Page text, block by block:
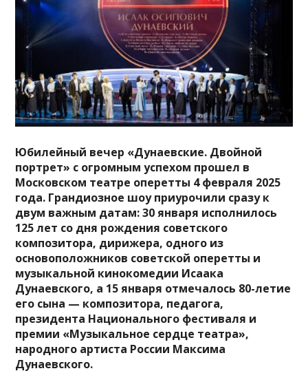
Юбилейный вечер «Дунаевские. Двойной
портрет» с огромным успехом прошел в
Московском театре оперетты 4 февраля 2025
года. Грандиозное шоу приурочили сразу к
двум важным датам: 30 января исполнилось
125 лет со дня рождения советского
композитора, дирижера, одного из
основоположников советской оперетты и
музыкальной кинокомедии Исаака
Дунаевского, а 15 января отмечалось 80-летие
его сына — композитора, педагога,
президента Национального фестиваля и
премии «Музыкальное сердце театра»,
народного артиста России Максима
Дунаевского.